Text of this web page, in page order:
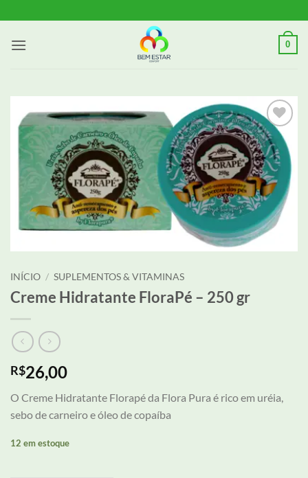
to
content
0
Adicionar
aos meus
desejos
INÍCIO / SUPLEMENTOS & VITAMINAS
Creme Hidratante FloraPé – 250 gr
R$26,00
O Creme Hidratante Florapé da Flora Pura é rico em uréia,
sebo de carneiro e óleo de copaíba
12 em estoque